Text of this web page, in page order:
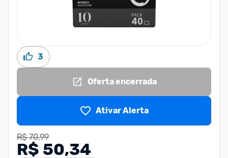
3
Oferta encerrada
Ativar Alerta
R$ 70,99
R$ 50,34